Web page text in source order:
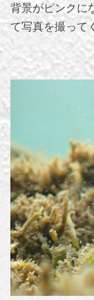
背景がピンクに
て写真を撮って